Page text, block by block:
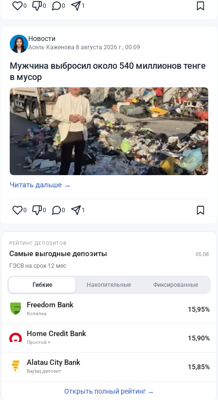
0 0 0 1
Новости
Асель Каженова·8 августа 2026 г., 00:09
Мужчина выбросил около 540 миллионов тенге
в мусор
Читать дальше →
0 0 0 1
РЕЙТИНГ ДЕПОЗИТОВ
Самые выгодные депозиты 05.08
ГЭСВ на срок 12 мес
Гибкие Накопительные Фиксированные
Freedom Bank
Копилка
15,95%
Home Credit Bank
Простой +
15,90%
Alatau City Bank
Baytaq депозит
15,85%
Открыть полный рейтинг →